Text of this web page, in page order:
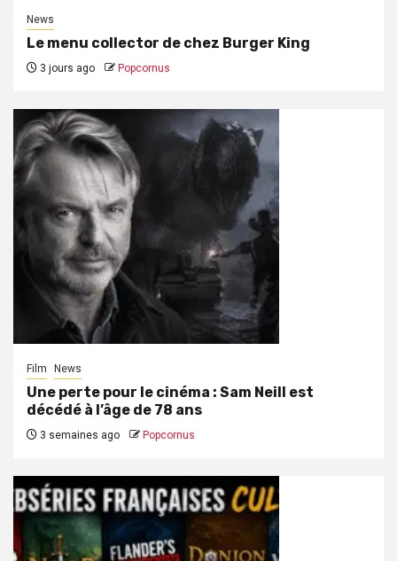
News
Le menu collector de chez Burger King
3 jours ago Popcornus
Film News
Une perte pour le cinéma : Sam Neill est
décédé à l’âge de 78 ans
3 semaines ago Popcornus